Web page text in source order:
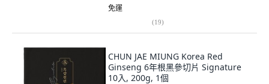
免運
(19)
CHUN JAE MIUNG Korea Red
Ginseng 6年根黑參切片 Signature
10入, 200g, 1個